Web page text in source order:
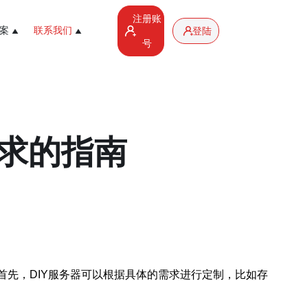
联系我们
注册账
号
登陆
的指南
，DIY服务器可以根据具体的需求进行定制，比如存